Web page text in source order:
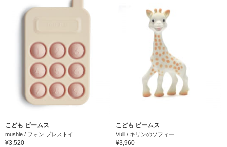
こども ビームス
mushie / フォン プレストイ
¥3,520
こども ビームス
Vulli / キリンのソフィー
¥3,960